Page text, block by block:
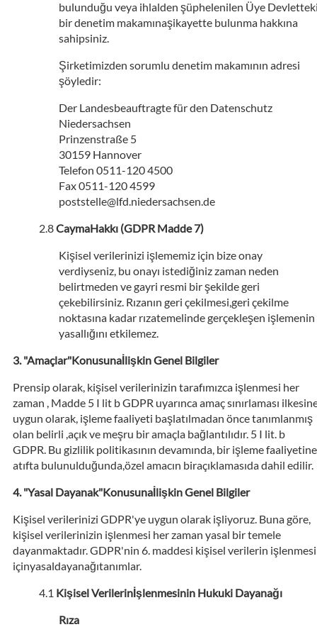
bulunduğu veya ihlalden şüphelenilen Üye
bir denetim makamınaşikayette bulunma hakkına
sahipsiniz.
Şirketimizden sorumlu denetim makamının adresi
şöyledir:
Der Landesbeauftragte für den Datenschutz
Niedersachsen
Prinzenstraße 5
30159 Hannover
Telefon 0511-120 4500
Fax 0511-120 4599
poststelle@lfd.niedersachsen.de
CaymaHakkı (GDPR Madde 7)
Kişisel verilerinizi işlememiz için bize onay
verdiyseniz, bu onayı istediğiniz zaman neden
belirtmeden ve gayri resmi bir şekilde geri
çekebilirsiniz. Rızanın geri çekilmesi,geri çekilme
noktasına kadar rızatemelinde gerçekleşen işlemenin
yasallığını etkilemez.
"Amaçlar"Konusunaİlişkin Genel Bilgiler
Prensip olarak, kişisel verilerinizin tarafımızca işlenmesi her
zaman , Madde 5 I lit b GDPR uyarınca amaç sınırlaması
uygun olarak, işleme faaliyeti başlatılmadan önce tanımlanmış
olan belirli ,açık ve meşru bir amaçla bağlantılıdır. 5 I lit. b
GDPR. Bu gizlilik politikasının devamında, bir işleme faaliyetine
atıfta bulunulduğunda,özel amacın biraçıklamasıda dahil edilir.
"Yasal Dayanak"Konusunaİlişkin Genel Bilgiler
Kişisel verilerinizi GDPR'ye uygun olarak işliyoruz. Buna göre,
kişisel verilerinizin işlenmesi her zaman yasal bir temele
dayanmaktadır. GDPR'nin 6. maddesi kişisel verilerin işlenmesi
içinyasaldayanağıtanımlar.
Kişisel Verilerinİşlenmesinin Hukuki Dayanağı
Rıza